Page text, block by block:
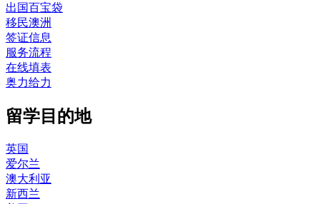
出国百宝袋
移民澳洲
签证信息
服务流程
在线填表
奥力给力
留学目的地
英国
爱尔兰
澳大利亚
新西兰